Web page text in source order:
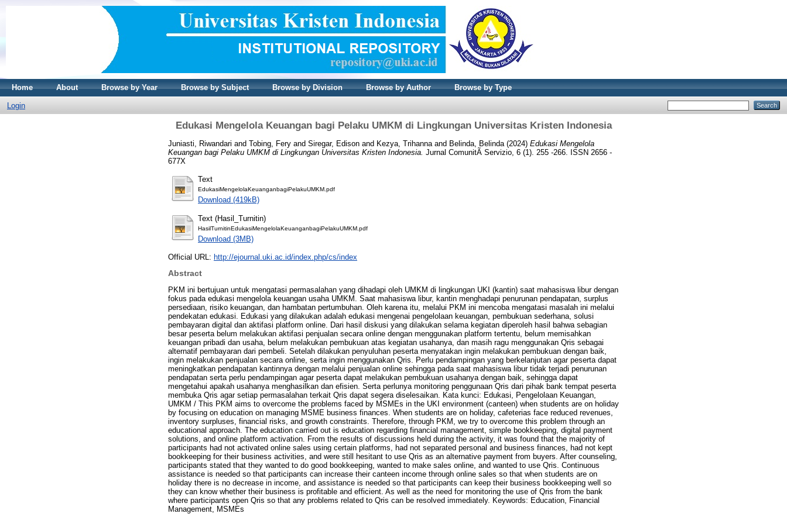
Home About Browse by Year Browse by Subject Browse by Division Browse by Author Browse by Type
Login
Edukasi Mengelola Keuangan bagi Pelaku UMKM di Lingkungan Universitas Kristen Indonesia
Juniasti, Riwandari and Tobing, Fery and Siregar, Edison and Kezya, Trihanna and Belinda, Belinda (2024) Edukasi Mengelola
Keuangan bagi Pelaku UMKM di Lingkungan Universitas Kristen Indonesia. Jurnal ComunitÃ Servizio, 6 (1). 255 -266. ISSN 2656 -
677X
Text
EdukasiMengelolaKeuanganbagiPelakuUMKM.pdf
Download (419kB)
Text (Hasil_Turnitin)
HasilTurnitinEdukasiMengelolaKeuanganbagiPelakuUMKM.pdf
Download (3MB)
Official URL: http://ejournal.uki.ac.id/index.php/cs/index
Abstract
PKM ini bertujuan untuk mengatasi permasalahan yang dihadapi oleh UMKM di lingkungan UKI (kantin) saat mahasiswa libur dengan
fokus pada edukasi mengelola keuangan usaha UMKM. Saat mahasiswa libur, kantin menghadapi penurunan pendapatan, surplus
persediaan, risiko keuangan, dan hambatan pertumbuhan. Oleh karena itu, melalui PKM ini mencoba mengatasi masalah ini melalui
pendekatan edukasi. Edukasi yang dilakukan adalah edukasi mengenai pengelolaan keuangan, pembukuan sederhana, solusi
pembayaran digital dan aktifasi platform online. Dari hasil diskusi yang dilakukan selama kegiatan diperoleh hasil bahwa sebagian
besar peserta belum melakukan aktifasi penjualan secara online dengan menggunakan platform tertentu, belum memisahkan
keuangan pribadi dan usaha, belum melakukan pembukuan atas kegiatan usahanya, dan masih ragu menggunakan Qris sebagai
alternatif pembayaran dari pembeli. Setelah dilakukan penyuluhan peserta menyatakan ingin melakukan pembukuan dengan baik,
ingin melakukan penjualan secara online, serta ingin menggunakan Qris. Perlu pendampingan yang berkelanjutan agar peserta dapat
meningkatkan pendapatan kantinnya dengan melalui penjualan online sehingga pada saat mahasiswa libur tidak terjadi penurunan
pendapatan serta perlu pendampingan agar peserta dapat melakukan pembukuan usahanya dengan baik, sehingga dapat
mengetahui apakah usahanya menghasilkan dan efisien. Serta perlunya monitoring penggunaan Qris dari pihak bank tempat peserta
membuka Qris agar setiap permasalahan terkait Qris dapat segera diselesaikan. Kata kunci: Edukasi, Pengelolaan Keuangan,
UMKM / This PKM aims to overcome the problems faced by MSMEs in the UKI environment (canteen) when students are on holiday
by focusing on education on managing MSME business finances. When students are on holiday, cafeterias face reduced revenues,
inventory surpluses, financial risks, and growth constraints. Therefore, through PKM, we try to overcome this problem through an
educational approach. The education carried out is education regarding financial management, simple bookkeeping, digital payment
solutions, and online platform activation. From the results of discussions held during the activity, it was found that the majority of
participants had not activated online sales using certain platforms, had not separated personal and business finances, had not kept
bookkeeping for their business activities, and were still hesitant to use Qris as an alternative payment from buyers. After counseling,
participants stated that they wanted to do good bookkeeping, wanted to make sales online, and wanted to use Qris. Continuous
assistance is needed so that participants can increase their canteen income through online sales so that when students are on
holiday there is no decrease in income, and assistance is needed so that participants can keep their business bookkeeping well so
they can know whether their business is profitable and efficient. As well as the need for monitoring the use of Qris from the bank
where participants open Qris so that any problems related to Qris can be resolved immediately. Keywords: Education, Financial
Management, MSMEs